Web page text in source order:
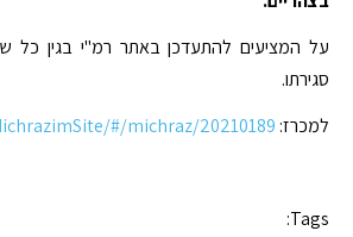
על המציעים להתעדכן באתר רמ"י בגין כל
סגירתו.
למכרז:
Tags: